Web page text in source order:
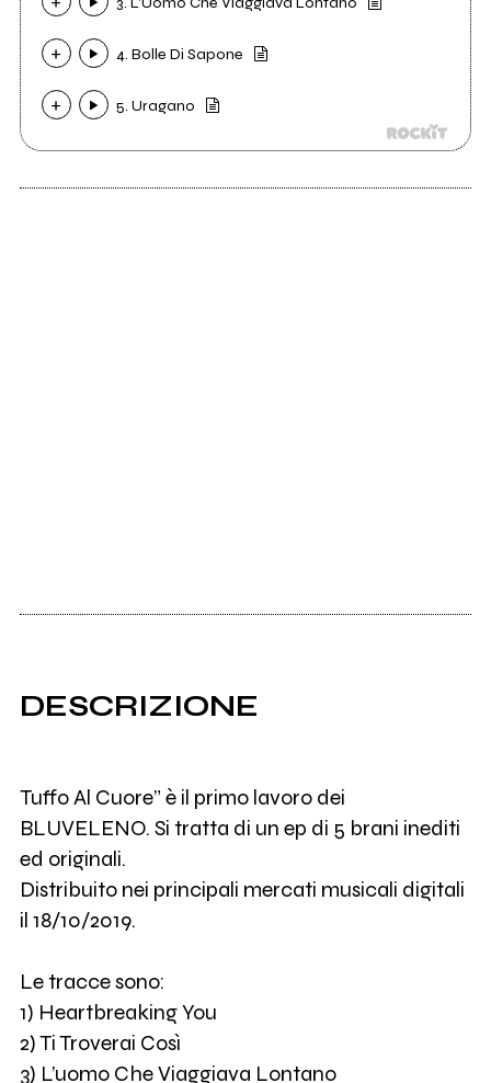
4. Bolle Di Sapone
5. Uragano
DESCRIZIONE
Tuffo Al Cuore” è il primo lavoro dei
BLUVELENO. Si tratta di un ep di 5 brani inediti
ed originali.
Distribuito nei principali mercati musicali digitali
il 18/10/2019.
Le tracce sono:
1) Heartbreaking You
2) Ti Troverai Così
3) L’uomo Che Viaggiava Lontano